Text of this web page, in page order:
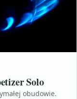
Solo
obudowie.